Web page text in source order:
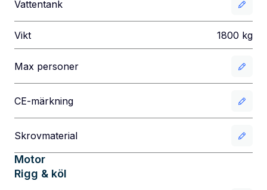
Vattentank
Vikt 1800 kg
Max personer
CE-märkning
Skrovmaterial
Motor
Rigg & köl